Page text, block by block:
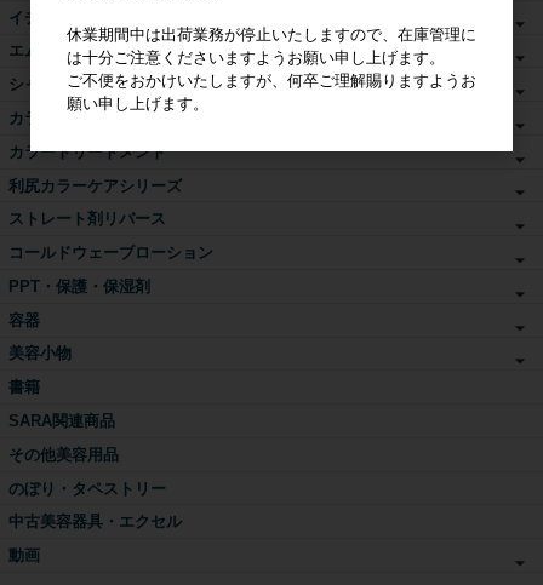
イチゴカラー単品
エムズアロマカラー
シャンプー・トリートメント
カラーシャンプー
カラートリートメント
利尻カラーケアシリーズ
ストレート剤リバース
コールドウェーブローション
PPT・保護・保湿剤
容器
美容小物
書籍
SARA関連商品
その他美容用品
のぼり・タペストリー
中古美容器具・エクセル
動画
休業期間中は出荷業務が停止いたしますので、在庫管理に
は十分ご注意くださいますようお願い申し上げます。
ご不便をおかけいたしますが、何卒ご理解賜りますようお
願い申し上げます。